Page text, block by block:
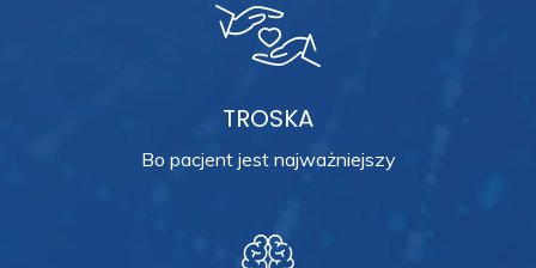
TROSKA
Bo pacjent jest najważniejszy